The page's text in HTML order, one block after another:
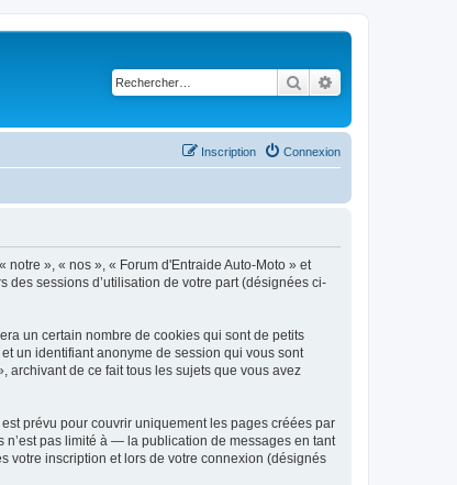
Rechercher
Connexion
Inscription
», « nos », « Forum d'Entraide Auto-Moto » et
sessions d’utilisation de votre part (désignées ci-
un certain nombre de cookies qui sont de petits
un identifiant anonyme de session qui vous sont
archivant de ce fait tous les sujets que vous avez
prévu pour couvrir uniquement les pages créées par
pas limité à — la publication de messages en tant
votre inscription et lors de votre connexion (désignés